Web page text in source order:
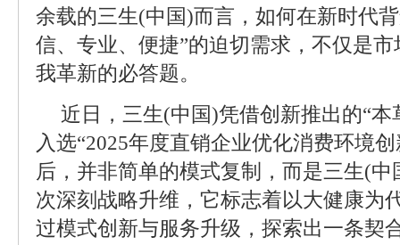
余载的三生(中国)而言，如何在新时代
信、专业、便捷”的迫切需求，不仅是
我革新的必答题。
近日，三生(中国)凭借创新推出的“
入选“2025年度直销企业优化消费环境
后，并非简单的模式复制，而是三生(
次深刻战略升维，它标志着以大健康为
过模式创新与服务升级，探索出一条契